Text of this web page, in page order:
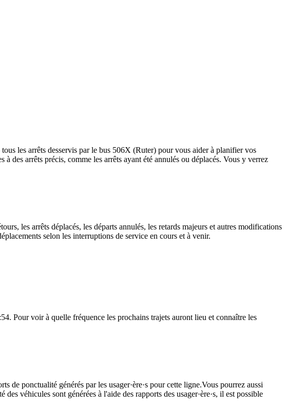
les arrêts desservis par le bus 506X (Ruter) pour vous aider à planifier vos
des arrêts précis, comme les arrêts ayant été annulés ou déplacés. Vous y verrez
les arrêts déplacés, les départs annulés, les retards majeurs et autres modifications
selon les interruptions de service en cours et à venir.
Pour voir à quelle fréquence les prochains trajets auront lieu et connaître les
de ponctualité générés par les usager·ère·s pour cette ligne.Vous pourrez aussi
véhicules sont générées à l'aide des rapports des usager·ère·s, il est possible